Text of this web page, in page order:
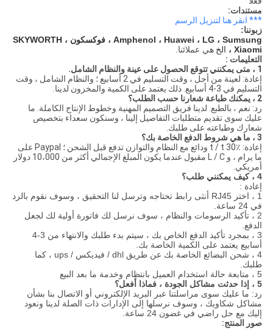
مستندات:
*** انقر هنا لتنزيل الرسم
زبوننا:
Amphenol ، Huawei ، LG ، Sumsung ، فوكسكون ، SKYWORTH
، Xiaomi الخ هي عملائنا.
التعليمات :
1 ، متى يمكنني تتوقع الحصول على عينة والنظام الشامل.
إعادة: لعينة من أجل ، وقت التسليم في 2 أسابيع ؛ والنظام الشامل ، وقت
التسليم في 3-4 أسابيع. ذلك يعتمد على الكمية والمخزون لدينا.
2 ، يمكنك طباعة شعارنا حسب الطلب؟
رد: نعم ، بالطبع. لدينا فريق التصميم المهنية وخطوط الإنتاج الكاملة. ما
عليك سوى تقديم متطلبات التفاصيل إلينا ، وسنكون سعداء بتخصيص
شعارك وطباعته على طلبك.
3 ، ما هي شروط الدفع الخاصة بك؟
إعادة: t / t 30٪ ودائع مع النظام والتوازن تدفع قبل الشحن ؛ Paypal على
ما يرام ، و L / C مقبول عندما يكون المبلغ الإجمالي أكثر من 10،000 دولار
أمريكي.
4 ، كيف يمكنني طلب؟
إعادة :
1 ، اختر RJ45 أنثى رابط تحتاجه وترسل لنا التحقيق ، وسوف نقوم بالرد
في 24 ساعة.
2 ، تأكيد الرسومات والنظام ، سوف نرسل لك فاتورة أولية لك لجعل
الدفع.
3 ، بمجرد تأكيد الدفع الخاص بك ، سيتم بدء طلبك والانتهاء من 3-4
أسابيع يعتمد على الكمية الخاصة بك.
4 ، شحن البضائع الخاصة بك عن طريق dhl / فيديكس / ups ، كما
طلبك.
5 ، متابعة حالة استخدام العميل بانتظام وخدمة ما بعد البيع
5 ، إذا حدثت مشاكل الجودة ، فماذا أفعل؟
رد: ما عليك سوى مراسلتنا عبر البريد الإلكتروني أو الاتصال بنا بشأن
مشاكل شكاويك ، وسوف نرسلها إلى الإدارات ذات الصلة لدينا ونعود
إليك مع حل راضي في غضون 24 ساعة.
صور المنتج: